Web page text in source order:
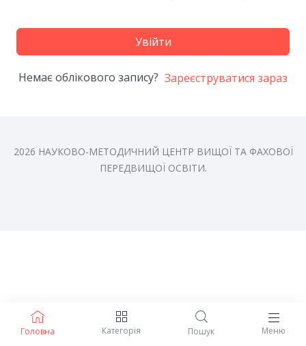
Головна Категорія Пошук Меню
Увійти
Немає облікового запису? Зареєструватися зараз
2026 НАУКОВО-МЕТОДИЧНИЙ ЦЕНТР ВИЩОЇ ТА ФАХОВОЇ
ПЕРЕДВИЩОЇ ОСВІТИ.